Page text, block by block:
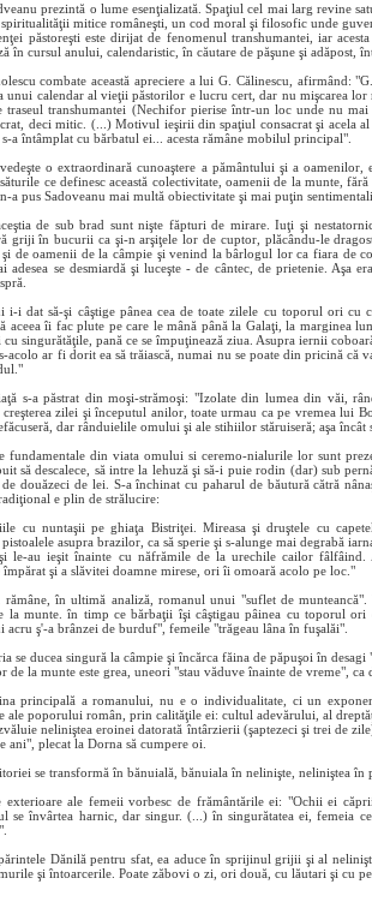
prezintă o lume esenţializată. Spaţiul cel mai larg revine
mitice româneşti, un cod moral şi filosofic unde
păstoreşti este dirijat de fenomenul transhumantei, iar
în cursul anului, calendaristic, în căutare de păşune şi adăpost,
combate această apreciere a lui G. Călinescu, afirmând:
unui calendar al vieţii păstorilor e lucru cert, dar nu mişcarea lor
traseul transhumantei (Nechifor pierise într-un loc unde nu
deci mitic. (...) Motivul ieşirii din spaţiul consacrat şi acela
a întâmplat cu bărbatul ei... acesta rămâne mobilul principal".
o extraordinară cunoaştere a pământului şi a
ce definesc această colectivitate, oamenii de la munte,
a pus Sadoveanu mai multă obiectivitate şi mai puţin
de sub brad sunt nişte făpturi de mirare. Iuţi şi
griji în bucurii ca şi-n arşiţele lor de cuptor, plăcându-le
şi de oamenii de la câmpie şi venind la bârlogul lor ca fiara de
adesea se desmiardă şi luceşte - de cântec, de prietenie. Aşa
i-i dat să-şi câştige pânea cea de toate zilele cu toporul ori
aceea îi fac plute pe care le mână până la Galaţi, la marginea
cu singurătăţile, pană ce se împuţinează ziua. Asupra iernii
acolo ar fi dorit ea să trăiască, numai nu se poate din pricină că
s-a păstrat din moşi-strămoşi: "Izolate din lumea din văi,
creşterea zilei şi începutul anilor, toate urmau ca pe vremea lui
dar rânduielile omului şi ale stihiilor stăruiseră; aşa încât
fundamentale din viata omului si ceremo-nialurile lor sunt
să descalece, să intre la lehuză şi să-i puie rodin (dar) sub
douăzeci de lei. S-a închinat cu paharul de băutură cătră
e plin de strălucire:
cu nuntaşii pe ghiaţa Bistriţei. Mireasa şi druştele cu
asupra brazilor, ca să sperie şi s-alunge mai degrabă
le-au ieşit înainte cu năfrămile de la urechile cailor
şi a slăvitei doamne mirese, ori îi omoară acolo pe loc."
rămâne, în ultimă analiză, romanul unui "suflet de
la munte. în timp ce bărbaţii îşi câştigau pâinea cu toporul
acru ş'-a brânzei de burduf", femeile "trăgeau lâna în fuşalăi".
se ducea singură la câmpie şi încărca făina de păpuşoi în
de la munte este grea, uneori "stau văduve înainte de vreme", ca
principală a romanului, nu e o individualitate, ci un
ale poporului român, prin calităţile ei: cultul adevărului, al
neliniştea eroinei datorată întârzierii (şaptezeci şi trei de
ani", plecat la Dorna să cumpere oi.
se transformă în bănuială, bănuiala în nelinişte, neliniştea în
exterioare ale femeii vorbesc de frământările ei: "Ochii ei
se învârtea harnic, dar singur. (...) în singurătatea ei, femeia
Dănilă pentru sfat, ea aduce în sprijinul grijii şi al
şi întoarcerile. Poate zăbovi o zi, ori două, cu lăutari şi cu